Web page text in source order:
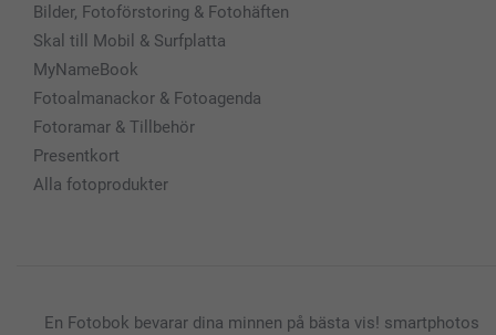
Bilder, Fotoförstoring & Fotohäften
Skal till Mobil & Surfplatta
MyNameBook
Fotoalmanackor & Fotoagenda
Fotoramar & Tillbehör
Presentkort
Alla fotoprodukter
En Fotobok bevarar dina minnen på bästa vis! smartphotos